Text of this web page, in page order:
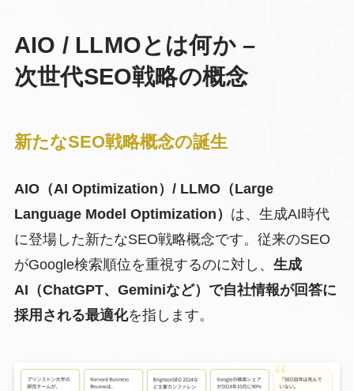
AIO / LLMOとは何か –
次世代SEO戦略の概念
新たなSEO戦略概念の誕生
AIO（AI Optimization）/ LLMO（Large
Language Model Optimization） は、生成AI時代
に登場した新たなSEO戦略概念です。従来のSEO
がGoogle検索順位を重視するのに対し、 生成
AI（ChatGPT、Geminiなど）で自社情報が回答に
採用される最適化を指します。